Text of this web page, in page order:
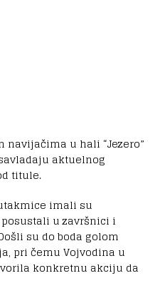
u hali “Jezero”
aktuelnog
titule.
imali su
u završnici i
su do boda golom
pri čemu Vojvodina u
konkretnu akciju da